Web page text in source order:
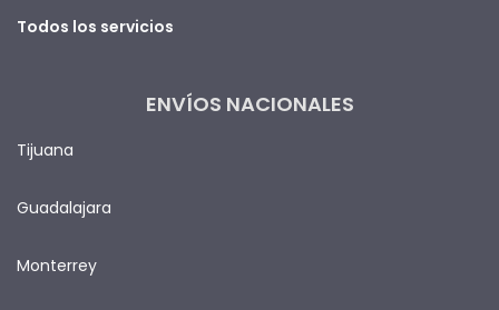
Todos los servicios
ENVÍOS NACIONALES
Tijuana
Guadalajara
Monterrey